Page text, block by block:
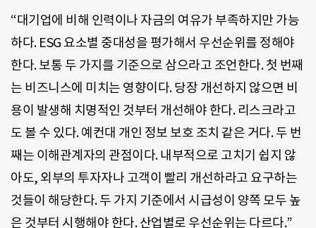
“대기업에 비해 인력이나 자금의 여유가 부족하지만 가능
하다. ESG 요소별 중대성을 평가해서 우선순위를 정해야
한다. 보통 두 가지를 기준으로 삼으라고 조언한다. 첫 번째
는 비즈니스에 미치는 영향이다. 당장 개선하지 않으면 비
용이 발생해 치명적인 것부터 개선해야 한다. 리스크라고
도 볼 수 있다. 예컨대 개인 정보 보호 조치 같은 거다. 두 번
째는 이해관계자의 관점이다. 내부적으로 고치기 쉽지 않
아도, 외부의 투자자나 고객이 빨리 개선하라고 요구하는
것들이 해당한다. 두 가지 기준에서 시급성이 양쪽 모두 높
은 것부터 시행해야 한다. 산업별로 우선순위는 다르다.”